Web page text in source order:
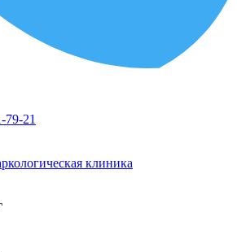
79-21
клиника